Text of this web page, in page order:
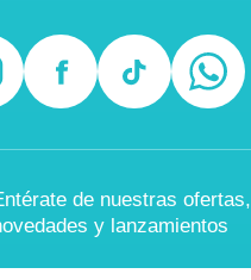
de nuestras ofertas,
y lanzamientos